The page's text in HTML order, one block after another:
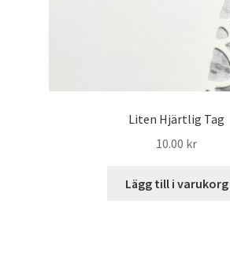
Liten Hjärtlig Tag
10.00 kr
Lägg till i varukorg